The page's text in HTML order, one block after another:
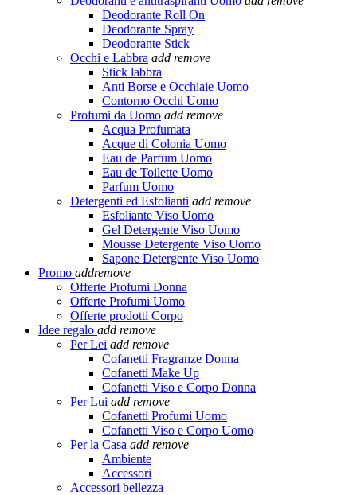
Deodorante Roll On
Deodorante Spray
Deodorante Stick
Occhi e Labbra add remove
Stick labbra
Anti Borse e Occhiaie Uomo
Contorno Occhi Uomo
Profumi da Uomo add remove
Acqua Profumata
Acque di Colonia Uomo
Eau de Parfum Uomo
Eau de Toilette Uomo
Parfum Uomo
Detergenti ed Esfolianti add remove
Esfoliante Viso Uomo
Gel Detergente Viso Uomo
Mousse Detergente Viso Uomo
Sapone Detergente Viso Uomo
Promo addremove
Offerte Profumi Donna
Offerte Profumi Uomo
Offerte prodotti Corpo
Idee regalo add remove
Per Lei add remove
Cofanetti Fragranze Donna
Cofanetti Make Up
Cofanetti Viso e Corpo Donna
Per Lui add remove
Cofanetti Profumi Uomo
Cofanetti Viso e Corpo Uomo
Per la Casa add remove
Ambiente
Accessori
Accessori bellezza